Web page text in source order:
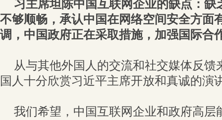
习主席坦陈中国互联网企业的缺点：缺
不够顺畅，承认中国在网络空间安全方面
调，中国政府正在采取措施，加强国际合
从与其他外国人的交流和社交媒体反馈
国人十分欣赏习近平主席开放和真诚的演
我们希望，中国互联网企业和政府高层